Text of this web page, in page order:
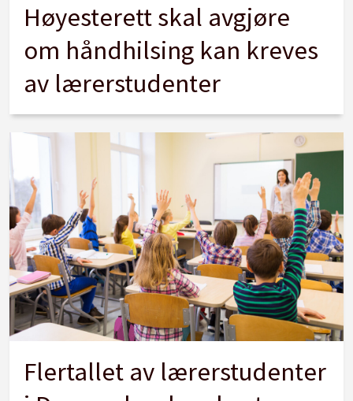
Høyesterett skal avgjøre
om håndhilsing kan kreves
av lærerstudenter
Flertallet av lærerstudenter